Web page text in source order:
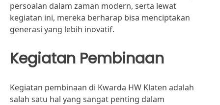
persoalan dalam zaman modern, serta lewat
kegiatan ini, mereka berharap bisa menciptakan
generasi yang lebih inovatif.
Kegiatan Pembinaan
Kegiatan pembinaan di Kwarda HW Klaten adalah
salah satu hal yang sangat penting dalam